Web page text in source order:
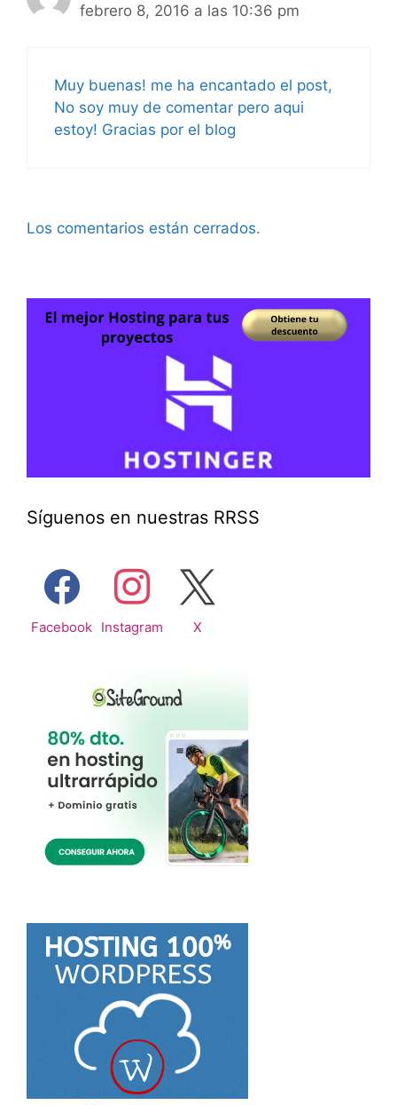
febrero 8, 2016 a las 10:36 pm
Muy buenas! me ha encantado el post,
No soy muy de comentar pero aqui
estoy! Gracias por el blog
Los comentarios están cerrados.
Síguenos en nuestras RRSS
Facebook Instagram X